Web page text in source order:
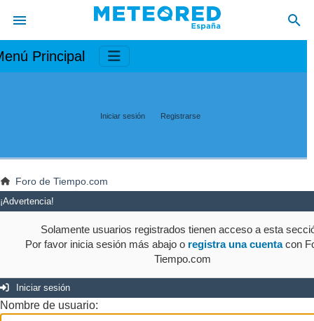
Principal
Iniciar sesión Registrarse
Foro de Tiempo.com
¡Advertencia!
Solamente usuarios registrados tienen acceso a esta
Por favor inicia sesión más abajo o registra una cuentacon
Tiempo.com
Iniciar sesión
Nombre de usuario: